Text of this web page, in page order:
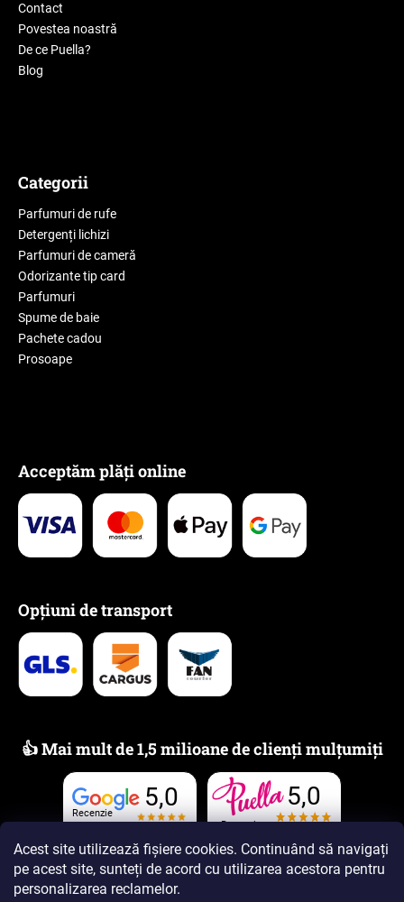
Acest site utilizează fișiere cookies. Continuând să navigați
pe acest site, sunteți de acord cu utilizarea acestora pentru
personalizarea reclamelor.
Contact
Povestea noastră
De ce Puella?
Blog
Categorii
Parfumuri de rufe
Detergenți lichizi
Parfumuri de cameră
Odorizante tip card
Parfumuri
Spume de baie
Pachete cadou
Prosoape
Acceptăm plăți online
Opțiuni de transport
👍 Mai mult de 1,5 milioane de clienți mulțumiți
Recenzie
5,0
Recenzie
5,0